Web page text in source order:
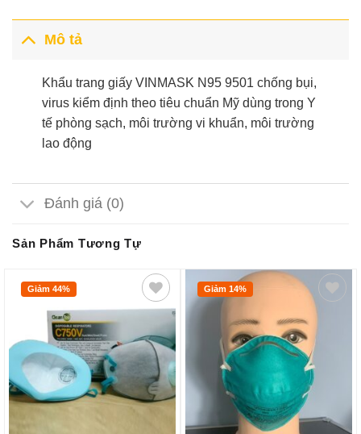
Mô tả
Khẩu trang giấy VINMASK N95 9501 chống bụi,
virus kiểm định theo tiêu chuẩn Mỹ dùng trong Y
tế phòng sạch, môi trường vi khuẩn, môi trường
lao động
Đánh giá (0)
Sản Phẩm Tương Tự
Giảm 44% Giảm 14%